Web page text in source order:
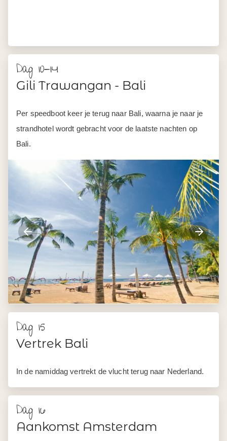
Dag 10-14
Gili Trawangan - Bali
Per speedboot keer je terug naar Bali, waarna je naar je
strandhotel wordt gebracht voor de laatste nachten op
Bali.
Dag 15
Vertrek Bali
In de namiddag vertrekt de vlucht terug naar Nederland.
Dag 16
Aankomst Amsterdam